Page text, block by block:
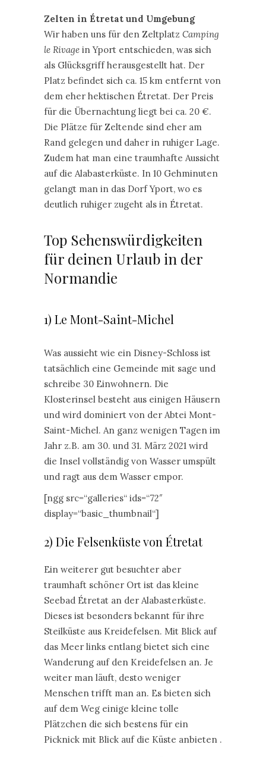
Zelten in Étretat und Umgebung
Wir haben uns für den Zeltplatz Camping
le Rivage in Yport entschieden, was sich
als Glücksgriff herausgestellt hat. Der
Platz befindet sich ca. 15 km entfernt von
dem eher hektischen Étretat. Der Preis
für die Übernachtung liegt bei ca. 20 €.
Die Plätze für Zeltende sind eher am
Rand gelegen und daher in ruhiger Lage.
Zudem hat man eine traumhafte Aussicht
auf die Alabasterküste. In 10 Gehminuten
gelangt man in das Dorf Yport, wo es
deutlich ruhiger zugeht als in Étretat.
Top Sehenswürdigkeiten
für deinen Urlaub in der
Normandie
1) Le Mont-Saint-Michel
Was aussieht wie ein Disney-Schloss ist
tatsächlich eine Gemeinde mit sage und
schreibe 30 Einwohnern. Die
Klosterinsel besteht aus einigen Häusern
und wird dominiert von der Abtei Mont-
Saint-Michel. An ganz wenigen Tagen im
Jahr z.B. am 30. und 31. März 2021 wird
die Insel vollständig von Wasser umspült
und ragt aus dem Wasser empor.
[ngg src=“galleries“ ids=“72″
display=“basic_thumbnail“]
2) Die Felsenküste von Étretat
Ein weiterer gut besuchter aber
traumhaft schöner Ort ist das kleine
Seebad Étretat an der Alabasterküste.
Dieses ist besonders bekannt für ihre
Steilküste aus Kreidefelsen. Mit Blick auf
das Meer links entlang bietet sich eine
Wanderung auf den Kreidefelsen an. Je
weiter man läuft, desto weniger
Menschen trifft man an. Es bieten sich
auf dem Weg einige kleine tolle
Plätzchen die sich bestens für ein
Picknick mit Blick auf die Küste anbieten .